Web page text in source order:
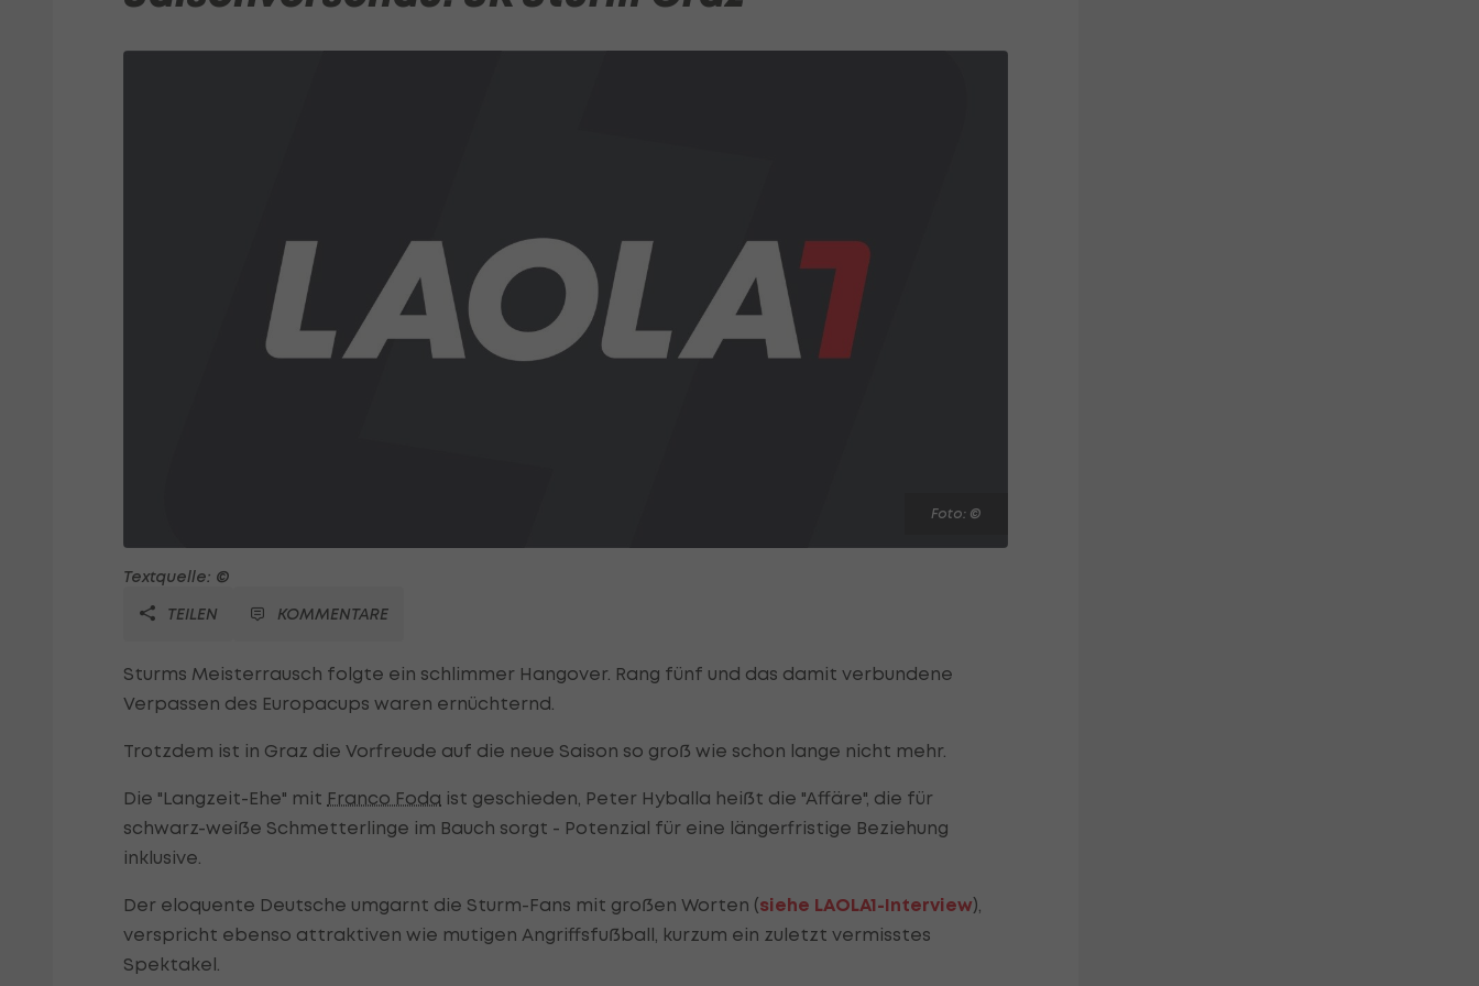
Foto: ©
Textquelle: ©
TEILEN
KOMMENTARE
Sturms Meisterrausch folgte ein schlimmer Hangover. Rang fünf und das damit verbundene
Verpassen des Europacups waren ernüchternd.
Trotzdem ist in Graz die Vorfreude auf die neue Saison so groß wie schon lange nicht mehr.
Die "Langzeit-Ehe" mit Franco Foda ist geschieden, Peter Hyballa heißt die "Affäre", die für
schwarz-weiße Schmetterlinge im Bauch sorgt - Potenzial für eine längerfristige Beziehung
inklusive.
Der eloquente Deutsche umgarnt die Sturm-Fans mit großen Worten (siehe LAOLA1-Interview),
verspricht ebenso attraktiven wie mutigen Angriffsfußball, kurzum ein zuletzt vermisstes
Spektakel.